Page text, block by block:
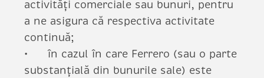
activități comerciale sau bunuri, pentru
a ne asigura că respectiva activitate
continuă;
în cazul în care Ferrero (sau o parte
substanțială din bunurile sale) este